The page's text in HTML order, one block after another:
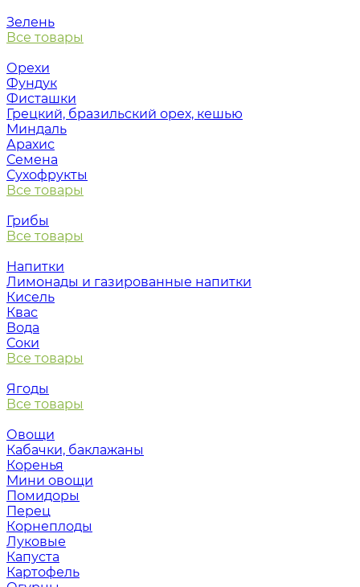
Зелень
Все товары
Орехи
Фундук
Фисташки
Грецкий, бразильский орех, кешью
Миндаль
Арахис
Семена
Сухофрукты
Все товары
Грибы
Все товары
Напитки
Лимонады и газированные напитки
Кисель
Квас
Вода
Соки
Все товары
Ягоды
Все товары
Овощи
Кабачки, баклажаны
Коренья
Мини овощи
Помидоры
Перец
Корнеплоды
Луковые
Капуста
Картофель